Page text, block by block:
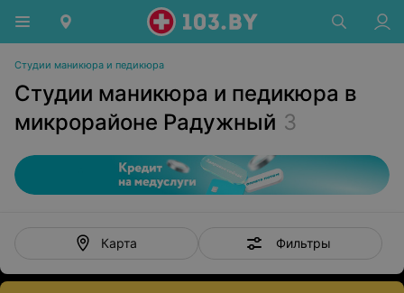
Студии маникюра и педикюра
Студии маникюра и педикюра в
микрорайоне Радужный 3
Карта Фильтры